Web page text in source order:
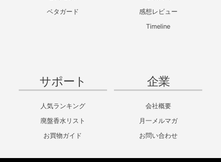
ベタガード
感想レビュー
Timeline
サポート
人気ランキング
廃盤香水リスト
お買物ガイド
企業
会社概要
月一メルマガ
お問い合わせ